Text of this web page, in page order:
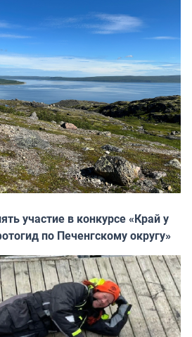
участие в конкурсе «Край у
по Печенгскому округу»